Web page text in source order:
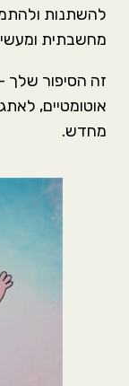
להשתנות
מחשבתית
זה הסיפור שלך
אוטומטיים,
מחדש.